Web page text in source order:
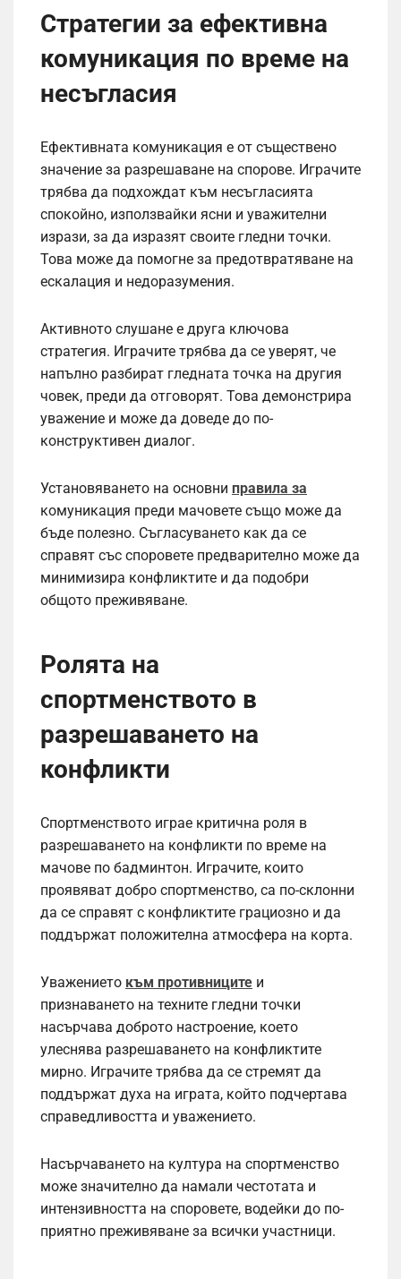
Стратегии за ефективна
комуникация по време на
несъгласия
Ефективната комуникация е от съществено
значение за разрешаване на спорове. Играчите
трябва да подхождат към несъгласията
спокойно, използвайки ясни и уважителни
изрази, за да изразят своите гледни точки.
Това може да помогне за предотвратяване на
ескалация и недоразумения.
Активното слушане е друга ключова
стратегия. Играчите трябва да се уверят, че
напълно разбират гледната точка на другия
човек, преди да отговорят. Това демонстрира
уважение и може да доведе до по-
конструктивен диалог.
Установяването на основни правила за
комуникация преди мачовете също може да
бъде полезно. Съгласуването как да се
справят със споровете предварително може да
минимизира конфликтите и да подобри
общото преживяване.
Ролята на
спортменството в
разрешаването на
конфликти
Спортменството играе критична роля в
разрешаването на конфликти по време на
мачове по бадминтон. Играчите, които
проявяват добро спортменство, са по-склонни
да се справят с конфликтите грациозно и да
поддържат положителна атмосфера на корта.
Уважението към противниците и
признаването на техните гледни точки
насърчава доброто настроение, което
улеснява разрешаването на конфликтите
мирно. Играчите трябва да се стремят да
поддържат духа на играта, който подчертава
справедливостта и уважението.
Насърчаването на култура на спортменство
може значително да намали честотата и
интензивността на споровете, водейки до по-
приятно преживяване за всички участници.